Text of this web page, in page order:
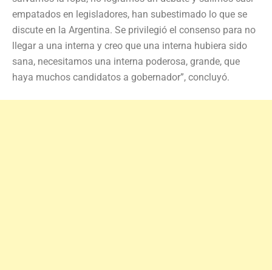
empatados en legisladores, han subestimado lo que se
discute en la Argentina. Se privilegió el consenso para no
llegar a una interna y creo que una interna hubiera sido
sana, necesitamos una interna poderosa, grande, que
haya muchos candidatos a gobernador”, concluyó.